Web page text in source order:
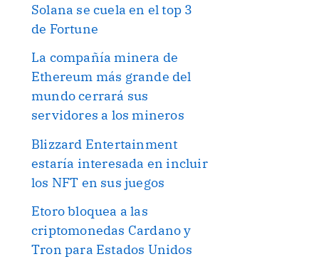
Solana se cuela en el top 3
de Fortune
La compañía minera de
Ethereum más grande del
mundo cerrará sus
servidores a los mineros
Blizzard Entertainment
estaría interesada en incluir
los NFT en sus juegos
Etoro bloquea a las
criptomonedas Cardano y
Tron para Estados Unidos